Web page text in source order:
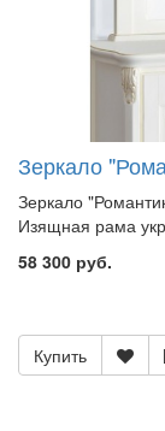
Зеркало
Зеркало
Изящная рама
58 300 руб.
Купить